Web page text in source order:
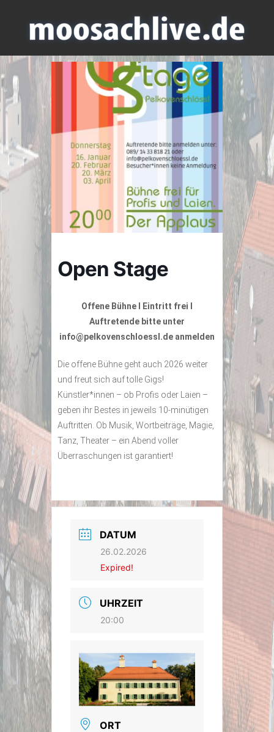
Open Stage
Offene Bühne I Eintritt frei I
Auftretende bitte unter
info@pelkovenschloessl.de anmelden
Die offene Bühne geht auch 2026 weiter
und freut sich auf tolle Gigs!
Künstler*innen – ob Profis oder Laien –
geben ihr Bestes in jeweils 10-minütigen
Auftritten. Ob Musik, Wortbeiträge, Magie,
Tanz, Theater – ein Abend voller
Überraschungen ist garantiert!
DATUM
26.02.2026
Expired!
UHRZEIT
20:00
ORT